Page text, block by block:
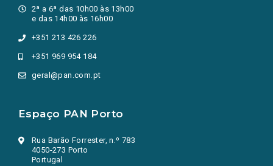
2ª a 6ª das 10h00 às 13h00
e das 14h00 às 16h00
+351 213 426 226
+351 969 954 184
geral@pan.com.pt
Espaço PAN Porto
Rua Barão Forrester, n.º 783
4050-273 Porto
Portugal